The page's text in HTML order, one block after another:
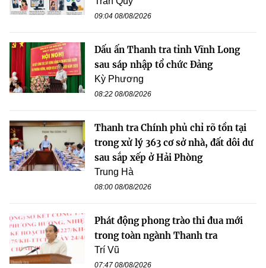
09:04 08/08/2026
Dấu ấn Thanh tra tỉnh Vĩnh Long
sau sáp nhập tổ chức Đảng
Kỳ Phương
08:22 08/08/2026
Thanh tra Chính phủ chỉ rõ tồn tại
trong xử lý 363 cơ sở nhà, đất dôi dư
sau sắp xếp ở Hải Phòng
Trung Hà
08:00 08/08/2026
Phát động phong trào thi đua mới
trong toàn ngành Thanh tra
Trí Vũ
07:47 08/08/2026